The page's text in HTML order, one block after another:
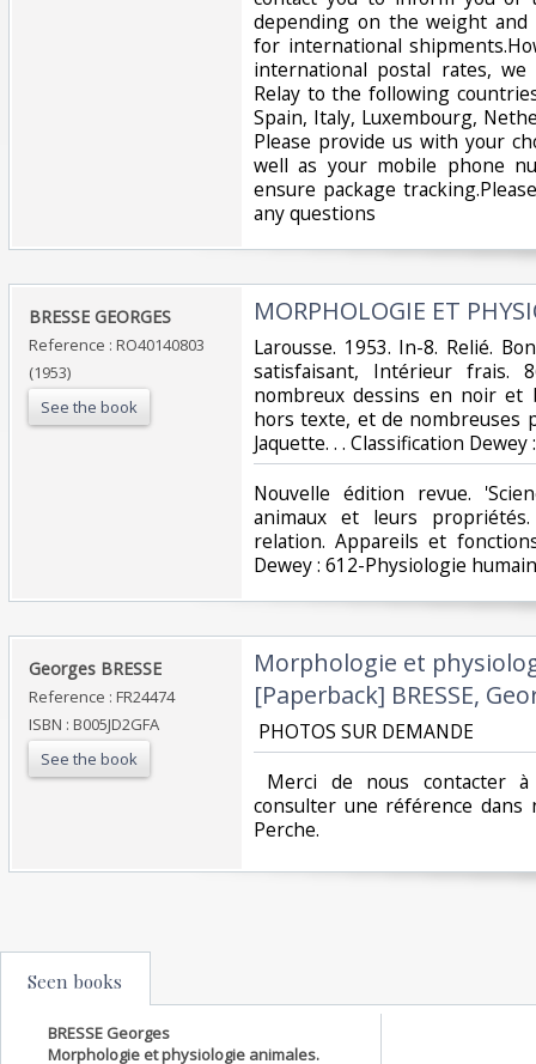
depending on the weight and
for international
international postal rates,
Relay to the following
Spain, Italy, Luxembourg,
Please provide us with your
well as your mobile phone
ensure package
any questions‎
‎BRESSE GEORGES‎
Reference : RO40140803
(1953)
See the book
‎MORPHOLOGIE ET
‎Larousse. 1953. In-8. Relié.
satisfaisant, Intérieur frais.
nombreux dessins en noir et
hors texte, et de nombreuses
Jaquette. . . Classification
‎Nouvelle édition revue.
animaux et leurs
relation. Appareils et
Dewey : 612-Physiologie
‎Georges BRESSE ‎
Reference : FR24474
ISBN : B005JD2GFA
See the book
‎Morphologie et
[Paperback] BRESSE,
‎ PHOTOS SUR DEMANDE ‎
Merci de nous contacter
consulter une référence dans
Perche.‎
Seen books
BRESSE Georges
Morphologie et physiologie animales.